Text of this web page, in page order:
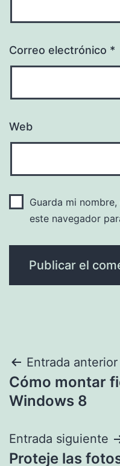
Correo electrónico *
Web
Guarda mi
este navegador
Navegación
de
Entrada anterior
Cómo montar
Windows 8
Entrada siguiente
Proteje las